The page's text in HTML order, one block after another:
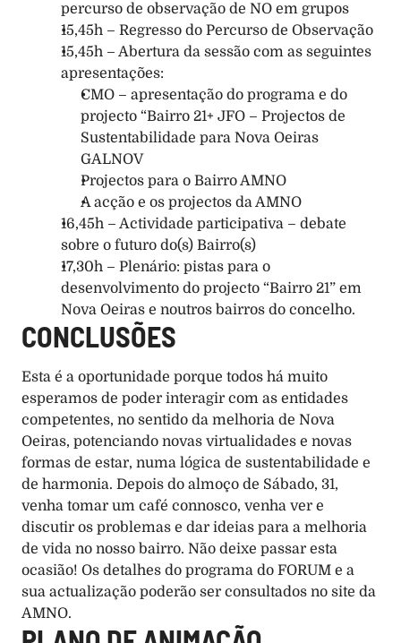
percurso de observação de NO em grupos
15,45h – Regresso do Percurso de Observação
15,45h – Abertura da sessão com as seguintes
apresentações:
CMO – apresentação do programa e do
projecto “Bairro 21+ JFO – Projectos de
Sustentabilidade para Nova Oeiras
GALNOV
Projectos para o Bairro AMNO
A acção e os projectos da AMNO
16,45h – Actividade participativa – debate
sobre o futuro do(s) Bairro(s)
17,30h – Plenário: pistas para o
desenvolvimento do projecto “Bairro 21” em
Nova Oeiras e noutros bairros do concelho.
CONCLUSÕES
Esta é a oportunidade porque todos há muito
esperamos de poder interagir com as entidades
competentes, no sentido da melhoria de Nova
Oeiras, potenciando novas virtualidades e novas
formas de estar, numa lógica de sustentabilidade e
de harmonia. Depois do almoço de Sábado, 31,
venha tomar um café connosco, venha ver e
discutir os problemas e dar ideias para a melhoria
de vida no nosso bairro. Não deixe passar esta
ocasião! Os detalhes do programa do FORUM e a
sua actualização poderão ser consultados no site da
AMNO.